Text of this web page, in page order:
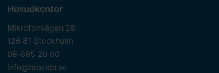
Huvudkontor
Mikrofonvägen 28
126 81 Stockholm
08-695 20 00
info@bravida.se